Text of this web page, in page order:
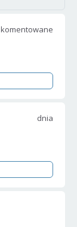
komentowane
dnia